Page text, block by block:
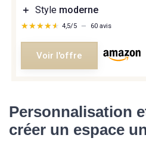
＋ Style moderne
★★★★★
★★★★★ 4,5/5 — 60 avis
Voir l'offre
Personnalisation
créer un espace